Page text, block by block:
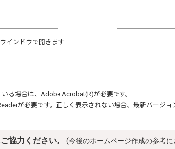
インドウで開きます
る場合は、 Adobe Acrobat(R)が必要です。
が必要です。正しく表示されない場合、最新バージョ